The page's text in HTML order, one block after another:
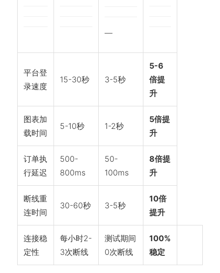
—
平台登
录速度
15-30秒 3-5秒
5-6
倍提
升
图表加
载时间
5-10秒 1-2秒
5倍提
升
订单执
行延迟
500-
800ms
50-
100ms
8倍提
升
断线重
连时间
30-60秒 3-5秒
10倍
提升
连接稳
定性
每小时2-
3次断线
测试期间
0次断线
100%
稳定